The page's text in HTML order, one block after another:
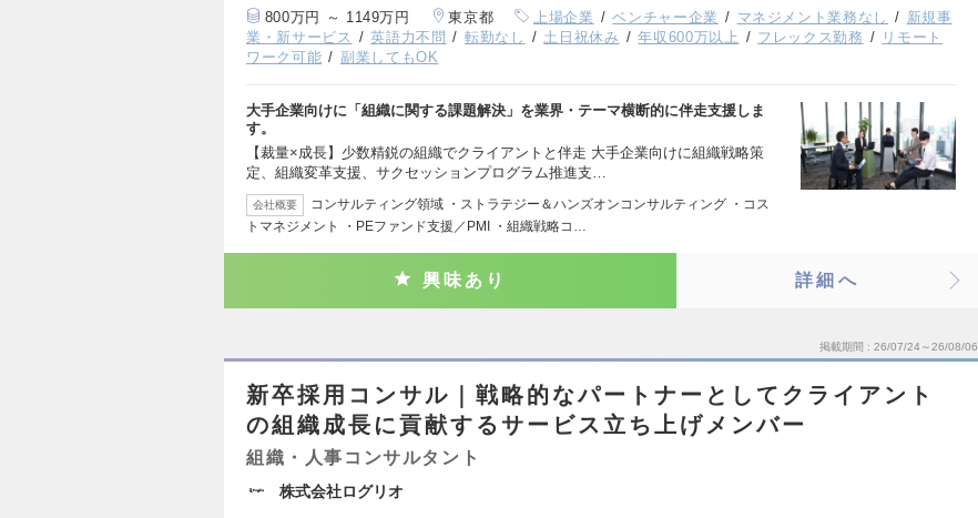
800万円 ～ 1149万円 東京都 上場企業 ベンチャー企業 マネジメント業務なし
新規事
業・新サービス
英語力不問 転勤なし 土日祝休み 年収600万以上 フレックス勤務
リモート
ワーク可能
副業してもOK
大手企業向けに「組織に関する課題解決」を業界・テーマ横断的に伴走支援しま
す。
【裁量×成長】少数精鋭の組織でクライアントと伴走 大手企業向けに組織戦略策
定、組織変革支援、サクセッションプログラム推進支…
会社概要
コンサルティング領域 ・ストラテジー＆ハンズオンコンサルティング ・コス
トマネジメント ・PEファンド支援／PMI ・組織戦略コ…
興味あり 詳細へ
掲載期間 26/07/24～26/08/06
新卒採用コンサル｜戦略的なパートナーとしてクライアント
の組織成長に貢献するサービス立ち上げメンバー
組織・人事コンサルタント
株式会社ログリオ